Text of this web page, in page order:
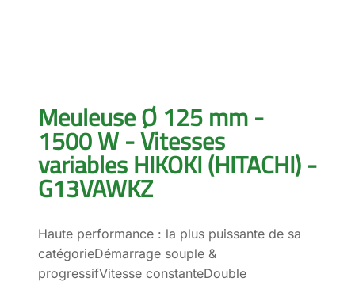
Meuleuse Ø 125 mm -
1500 W - Vitesses
variables HIKOKI (HITACHI) -
G13VAWKZ
Haute performance : la plus puissante de sa
catégorieDémarrage souple &
progressifVitesse constanteDouble